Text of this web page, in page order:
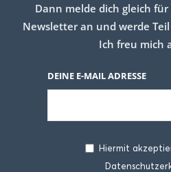
Dann melde dich gleich
Newsletter an und werde
Ich freu mich
DEINE E-MAIL ADRESSE
Hiermit